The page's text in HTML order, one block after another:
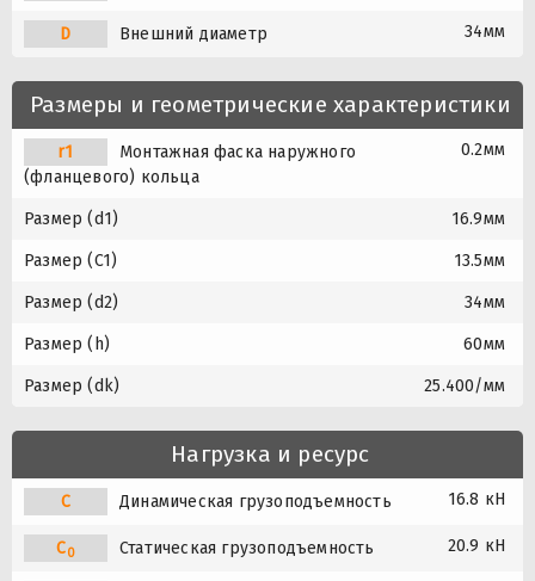
D Внешний диаметр 34мм
Размеры и геометрические характеристики
r1
Монтажная фаска наружного
(фланцевого) кольца
0.2мм
Размер (d1) 16.9мм
Размер (C1) 13.5мм
Размер (d2) 34мм
Размер (h) 60мм
Размер (dk) 25.400/мм
Нагрузка и ресурс
C Динамическая грузоподъемность 16.8 кН
C0 Статическая грузоподъемность 20.9 кН